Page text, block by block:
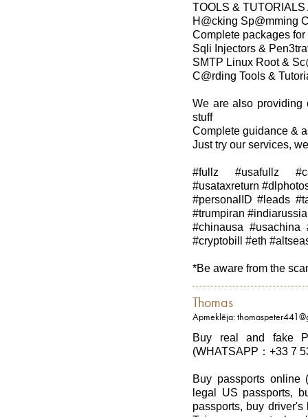
TOOLS & TUTORIALS
H@cking Sp@mming
Complete packages
Sqli Injectors &
SMTP Linux Root &
C@rding Tools &
We are also providing
stuff
Complete guidance &
Just try our services,
#fullz #usafullz
#usataxreturn
#personalID #leads
#trumpiran #indiarussia
#chinausa #usachina
#cryptobill #eth
*Be aware from the
Thomas
Apmeklēja:
Buy real and fake
(WHATSAPP：+33 7
Buy passports online
legal US passports,
passports, buy